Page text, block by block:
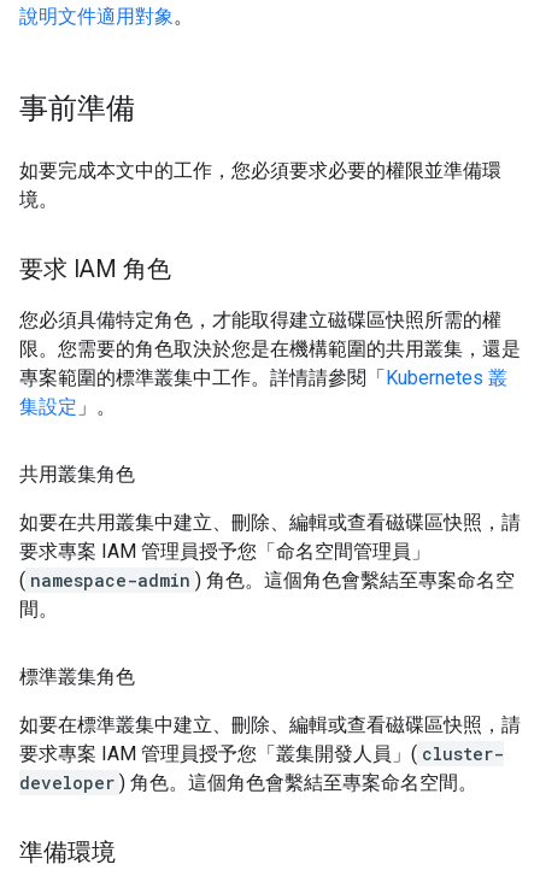
說明文件適用對象。
事前準備
如要完成本文中的工作，您必須要求必要的權限並準備環
境。
要求 IAM 角色
您必須具備特定角色，才能取得建立磁碟區快照所需的權
限。您需要的角色取決於您是在機構範圍的共用叢集，還是
專案範圍的標準叢集中工作。詳情請參閱「Kubernetes 叢
集設定 」。
共用叢集角色
如要在共用叢集中建立、刪除、編輯或查看磁碟區快照，請
要求專案 IAM 管理員授予您「命名空間管理員」
( namespace-admin ) 角色。這個角色會繫結至專案命名空
間。
標準叢集角色
如要在標準叢集中建立、刪除、編輯或查看磁碟區快照，請
要求專案 IAM 管理員授予您「叢集開發人員」( cluster-
developer ) 角色。這個角色會繫結至專案命名空間。
準備環境